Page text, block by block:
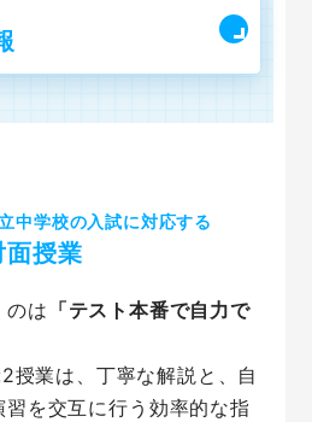
中学校の入試に対応する
授業
のは 「テスト本番で自力で
授業は、丁寧な解説と、自
を交互に行う 効率的な指